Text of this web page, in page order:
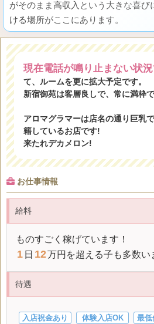
がそのまま高収入という大きな喜
ける場所がここにあります。
現在電話が鳴り止まない状況
て、ルームを更に拡大予定です。
新宿御苑は客層良しで、常に満枠で
アロマグラマーは店名の通り巨乳
籍しているお店です!
来たれデカメロン!
お仕事情報
給料
ものすごく稼げています！
1 日 12万円を超える子も多数い
待遇
入店祝金あり 体験入店OK 最低